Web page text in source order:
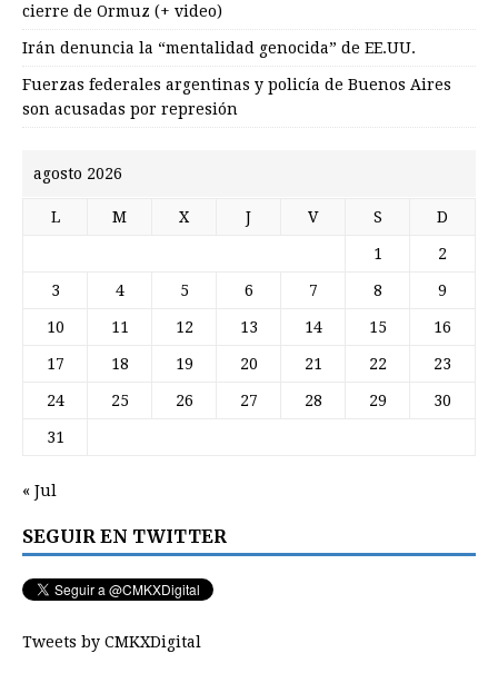
cierre de Ormuz (+ video)
Irán denuncia la “mentalidad genocida” de EE.UU.
Fuerzas federales argentinas y policía de Buenos Aires
son acusadas por represión
agosto 2026
L M X J V S D
1 2
3 4 5 6 7 8 9
10 11 12 13 14 15 16
17 18 19 20 21 22 23
24 25 26 27 28 29 30
31
« Jul
SEGUIR EN TWITTER
Tweets by CMKXDigital